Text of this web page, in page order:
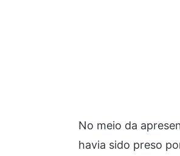
No meio da
havia sido preso